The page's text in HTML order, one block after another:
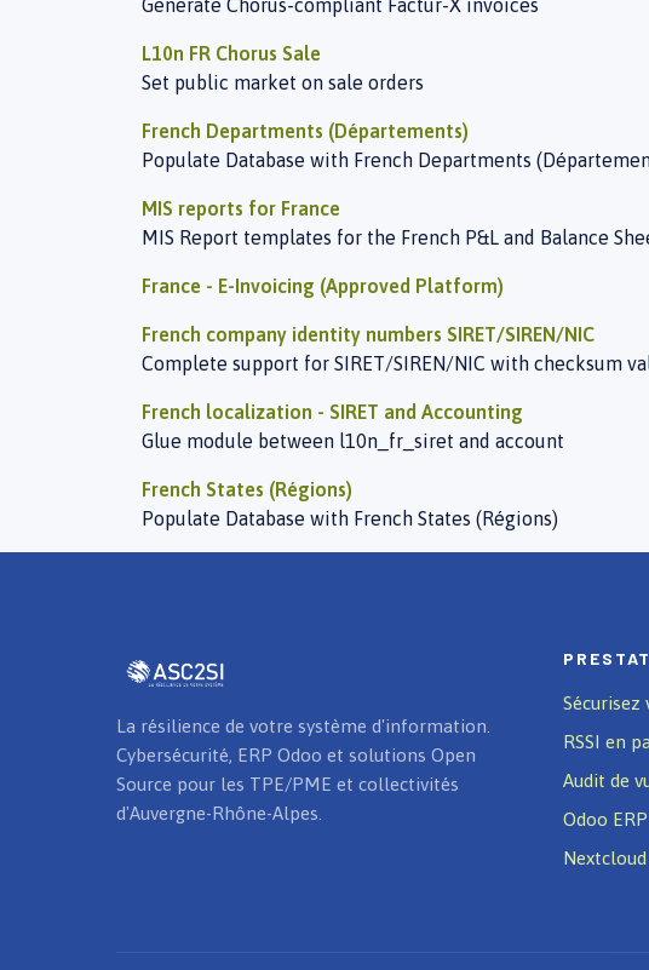
Generate Chorus-compliant Factur-X invoices
L10n FR Chorus Sale
Set public market on sale orders
French Departments (Départements)
Populate Database with French Departments
MIS reports for France
MIS Report templates for the French P&L and Balance
France - E-Invoicing (Approved Platform)
French company identity numbers SIRET/SIREN/NIC
Complete support for SIRET/SIREN/NIC with checksum
French localization - SIRET and Accounting
Glue module between l10n_fr_siret and account
French States (Régions)
Populate Database with French States (Régions)
La résilience de votre système d'information.
Cybersécurité, ERP Odoo et solutions Open
Source pour les TPE/PME et collectivités
d'Auvergne-Rhône-Alpes.
Sécurisez
RSSI en
Audit de
Odoo ERP